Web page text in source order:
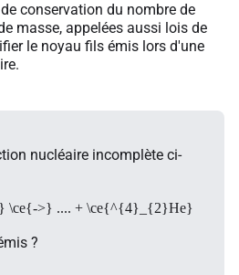
conservation du nombre de
masse, appelées aussi lois de
le noyau fils émis lors d'une
nucléaire incomplète ci-
\ce{->} .... + \ce{^{4}_{2}He}
?